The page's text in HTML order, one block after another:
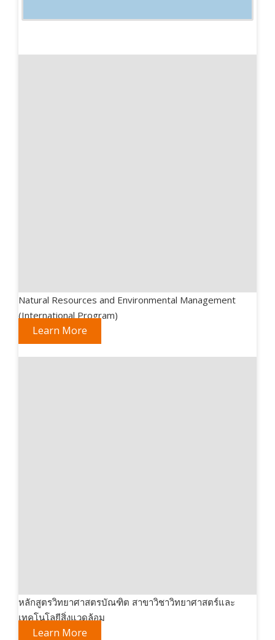
Natural Resources and Environmental Management
(International Program)
Learn More
หลักสูตรวิทยาศาสตรบัณฑิต สาขาวิชาวิทยาศาสตร์และ
เทคโนโลยีสิ่งแวดล้อม
Learn More